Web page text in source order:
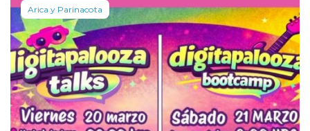
Arica y Parinacota